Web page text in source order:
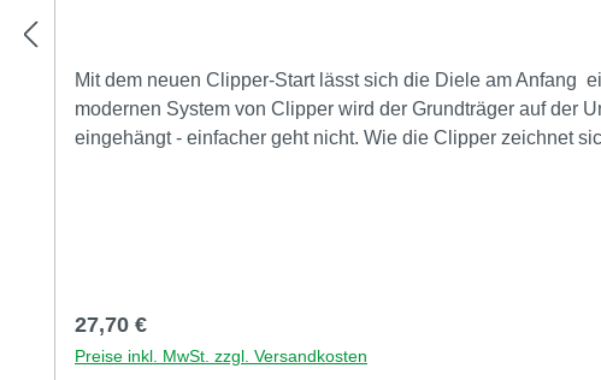
Mit dem neuen Clipper-Start lässt sich die Diele am Anfang
modernen System von Clipper wird der Grundträger auf der
eingehängt - einfacher geht nicht. Wie die Clipper zeichnet sich der Clipper-Start durch
Regulärer Preis:
27,70 €
Preise inkl. MwSt. zzgl. Versandkosten